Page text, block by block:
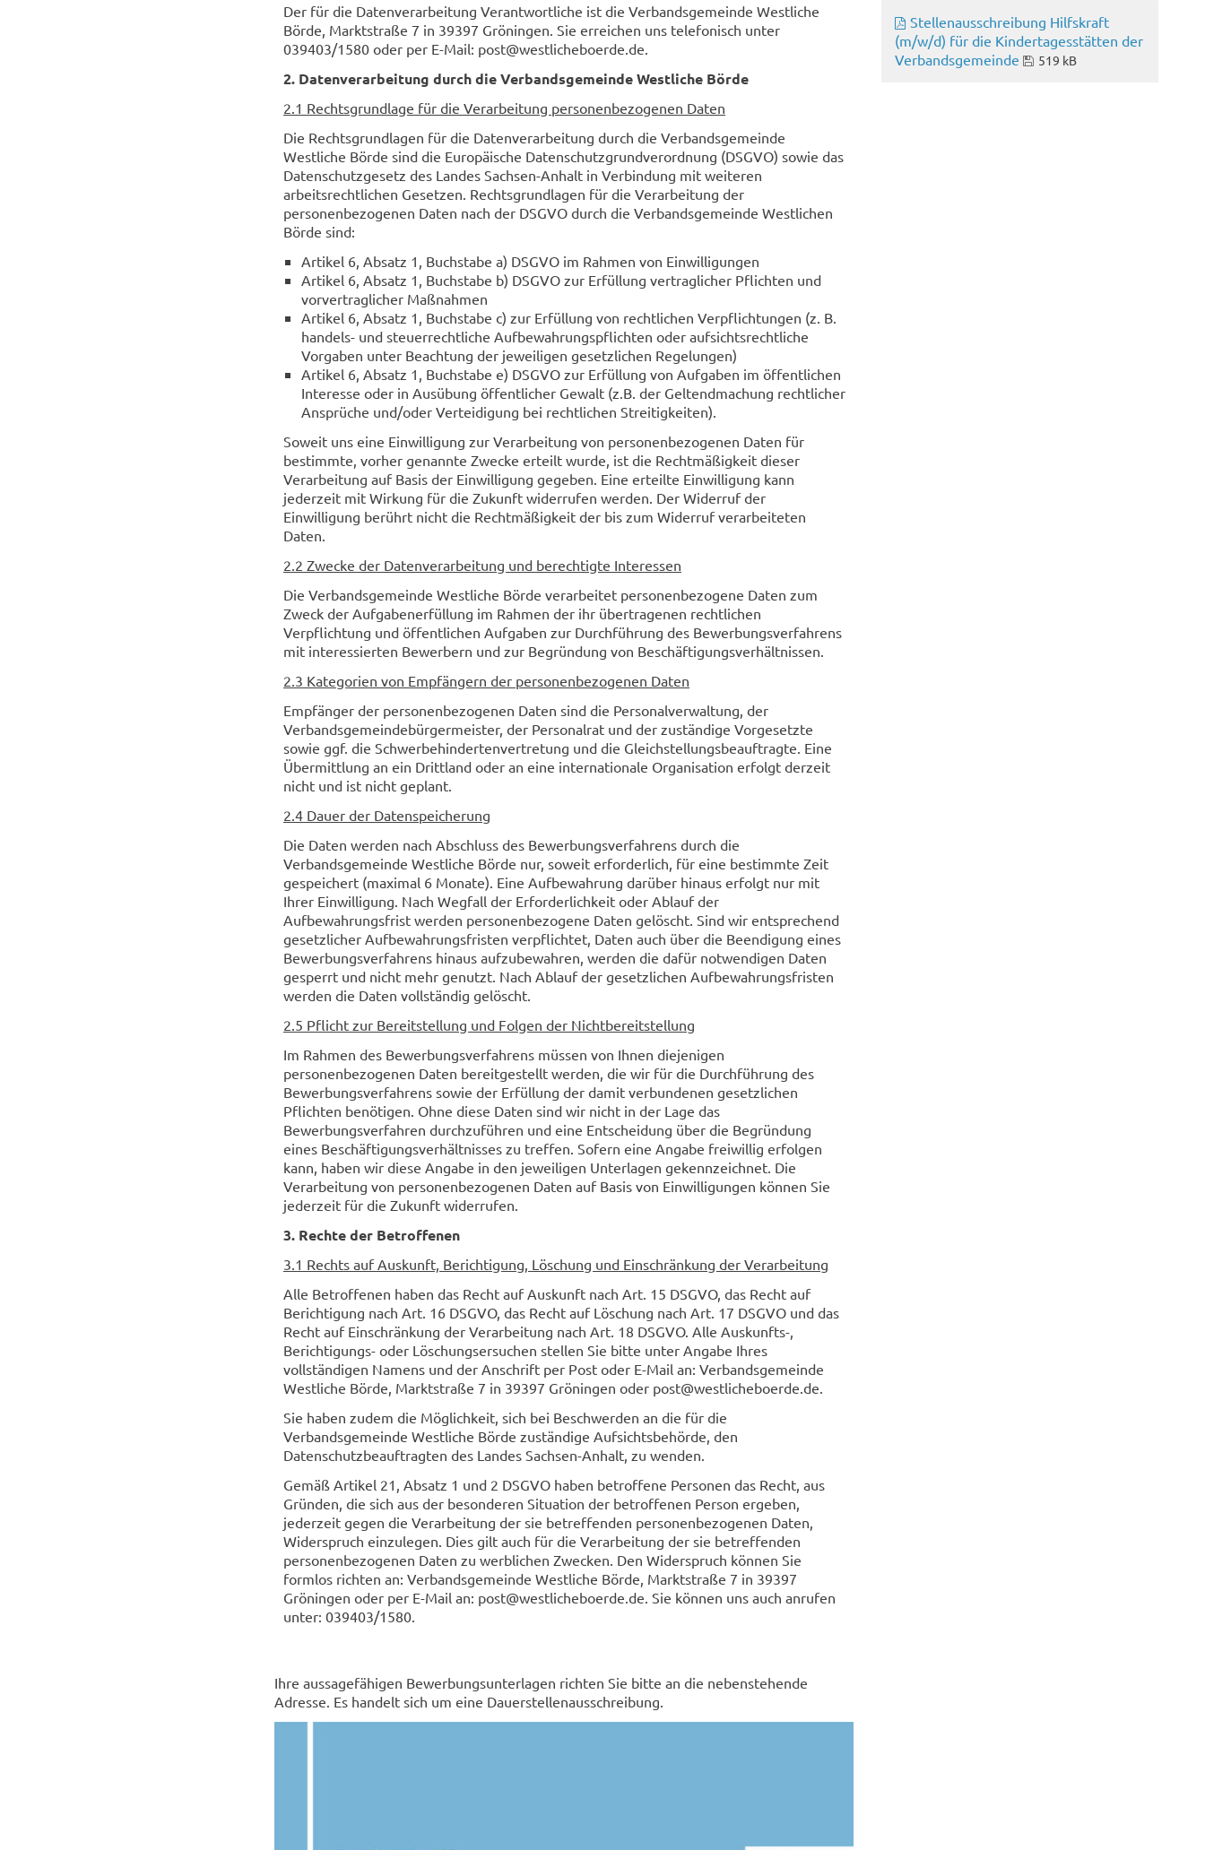
Der für die Datenverarbeitung Verantwortliche ist die Verbandsgemeinde Westliche
Börde, Marktstraße 7 in 39397 Gröningen. Sie erreichen uns telefonisch unter
039403/1580 oder per E-Mail: post@westlicheboerde.de.
2. Datenverarbeitung durch die Verbandsgemeinde Westliche Börde
2.1 Rechtsgrundlage für die Verarbeitung personenbezogenen Daten
Die Rechtsgrundlagen für die Datenverarbeitung durch die Verbandsgemeinde
Westliche Börde sind die Europäische Datenschutzgrundverordnung (DSGVO) sowie das
Datenschutzgesetz des Landes Sachsen-Anhalt in Verbindung mit weiteren
arbeitsrechtlichen Gesetzen. Rechtsgrundlagen für die Verarbeitung der
personenbezogenen Daten nach der DSGVO durch die Verbandsgemeinde Westlichen
Börde sind:
Artikel 6, Absatz 1, Buchstabe a) DSGVO im Rahmen von Einwilligungen
Artikel 6, Absatz 1, Buchstabe b) DSGVO zur Erfüllung vertraglicher Pflichten und
vorvertraglicher Maßnahmen
Artikel 6, Absatz 1, Buchstabe c) zur Erfüllung von rechtlichen Verpflichtungen (z. B.
handels- und steuerrechtliche Aufbewahrungspflichten oder aufsichtsrechtliche
Vorgaben unter Beachtung der jeweiligen gesetzlichen Regelungen)
Artikel 6, Absatz 1, Buchstabe e) DSGVO zur Erfüllung von Aufgaben im öffentlichen
Interesse oder in Ausübung öffentlicher Gewalt (z.B. der Geltendmachung rechtlicher
Ansprüche und/oder Verteidigung bei rechtlichen Streitigkeiten).
Soweit uns eine Einwilligung zur Verarbeitung von personenbezogenen Daten für
bestimmte, vorher genannte Zwecke erteilt wurde, ist die Rechtmäßigkeit dieser
Verarbeitung auf Basis der Einwilligung gegeben. Eine erteilte Einwilligung kann
jederzeit mit Wirkung für die Zukunft widerrufen werden. Der Widerruf der
Einwilligung berührt nicht die Rechtmäßigkeit der bis zum Widerruf verarbeiteten
Daten.
2.2 Zwecke der Datenverarbeitung und berechtigte Interessen
Die Verbandsgemeinde Westliche Börde verarbeitet personenbezogene Daten zum
Zweck der Aufgabenerfüllung im Rahmen der ihr übertragenen rechtlichen
Verpflichtung und öffentlichen Aufgaben zur Durchführung des Bewerbungsverfahrens
mit interessierten Bewerbern und zur Begründung von Beschäftigungsverhältnissen.
2.3 Kategorien von Empfängern der personenbezogenen Daten
Empfänger der personenbezogenen Daten sind die Personalverwaltung, der
Verbandsgemeindebürgermeister, der Personalrat und der zuständige Vorgesetzte
sowie ggf. die Schwerbehindertenvertretung und die Gleichstellungsbeauftragte. Eine
Übermittlung an ein Drittland oder an eine internationale Organisation erfolgt derzeit
nicht und ist nicht geplant.
2.4 Dauer der Datenspeicherung
Die Daten werden nach Abschluss des Bewerbungsverfahrens durch die
Verbandsgemeinde Westliche Börde nur, soweit erforderlich, für eine bestimmte Zeit
gespeichert (maximal 6 Monate). Eine Aufbewahrung darüber hinaus erfolgt nur mit
Ihrer Einwilligung. Nach Wegfall der Erforderlichkeit oder Ablauf der
Aufbewahrungsfrist werden personenbezogene Daten gelöscht. Sind wir entsprechend
gesetzlicher Aufbewahrungsfristen verpflichtet, Daten auch über die Beendigung eines
Bewerbungsverfahrens hinaus aufzubewahren, werden die dafür notwendigen Daten
gesperrt und nicht mehr genutzt. Nach Ablauf der gesetzlichen Aufbewahrungsfristen
werden die Daten vollständig gelöscht.
2.5 Pflicht zur Bereitstellung und Folgen der Nichtbereitstellung
Im Rahmen des Bewerbungsverfahrens müssen von Ihnen diejenigen
personenbezogenen Daten bereitgestellt werden, die wir für die Durchführung des
Bewerbungsverfahrens sowie der Erfüllung der damit verbundenen gesetzlichen
Pflichten benötigen. Ohne diese Daten sind wir nicht in der Lage das
Bewerbungsverfahren durchzuführen und eine Entscheidung über die Begründung
eines Beschäftigungsverhältnisses zu treffen. Sofern eine Angabe freiwillig erfolgen
kann, haben wir diese Angabe in den jeweiligen Unterlagen gekennzeichnet. Die
Verarbeitung von personenbezogenen Daten auf Basis von Einwilligungen können Sie
jederzeit für die Zukunft widerrufen.
3. Rechte der Betroffenen
3.1 Rechts auf Auskunft, Berichtigung, Löschung und Einschränkung der Verarbeitung
Alle Betroffenen haben das Recht auf Auskunft nach Art. 15 DSGVO, das Recht auf
Berichtigung nach Art. 16 DSGVO, das Recht auf Löschung nach Art. 17 DSGVO und das
Recht auf Einschränkung der Verarbeitung nach Art. 18 DSGVO. Alle Auskunfts-,
Berichtigungs- oder Löschungsersuchen stellen Sie bitte unter Angabe Ihres
vollständigen Namens und der Anschrift per Post oder E-Mail an: Verbandsgemeinde
Westliche Börde, Marktstraße 7 in 39397 Gröningen oder post@westlicheboerde.de.
Sie haben zudem die Möglichkeit, sich bei Beschwerden an die für die
Verbandsgemeinde Westliche Börde zuständige Aufsichtsbehörde, den
Datenschutzbeauftragten des Landes Sachsen-Anhalt, zu wenden.
Gemäß Artikel 21, Absatz 1 und 2 DSGVO haben betroffene Personen das Recht, aus
Gründen, die sich aus der besonderen Situation der betroffenen Person ergeben,
jederzeit gegen die Verarbeitung der sie betreffenden personenbezogenen Daten,
Widerspruch einzulegen. Dies gilt auch für die Verarbeitung der sie betreffenden
personenbezogenen Daten zu werblichen Zwecken. Den Widerspruch können Sie
formlos richten an: Verbandsgemeinde Westliche Börde, Marktstraße 7 in 39397
Gröningen oder per E-Mail an: post@westlicheboerde.de. Sie können uns auch anrufen
unter: 039403/1580.
Ihre aussagefähigen Bewerbungsunterlagen richten Sie bitte an die nebenstehende
Adresse. Es handelt sich um eine Dauerstellenausschreibung.
Stellenausschreibung Hilfskraft
(m/w/d) für die Kindertagesstätten der
Verbandsgemeinde
519 kB